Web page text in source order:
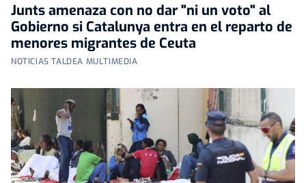
Junts amenaza con no dar "ni un voto" al
Gobierno si Catalunya entra en el reparto de
menores migrantes de Ceuta
NOTICIAS TALDEA MULTIMEDIA